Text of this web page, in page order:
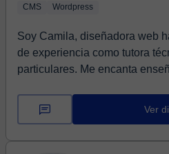
CMS Wordpress
Soy Camila, diseñadora web
de experiencia como tutora
particulares. Me encanta
Ver